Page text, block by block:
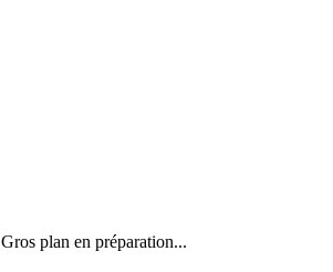
Gros plan en préparation...